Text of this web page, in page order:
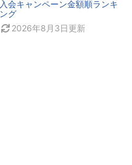
入会キャンペーン金額順ランキ
ング
2026年8月3日更新